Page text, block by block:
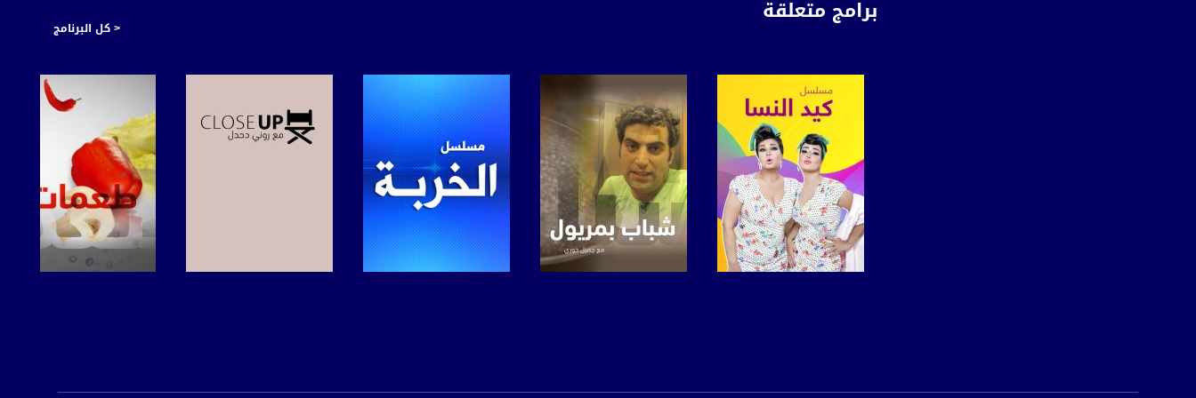
https://www.facebook.com/musawachannel
https://twitter.com/musawachannel
يوتيوب:
https://www.youtube.com/channel/UCwJbDUmIxc-JX8PX53ek2Zg/feed
بينترست:
https://www.pinterest.com/musawachannel
برامج متعلقة < كل البرنامج